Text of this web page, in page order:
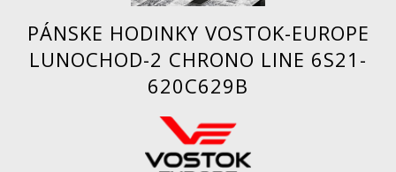
PÁNSKE HODINKY VOSTOK-EUROPE
LUNOCHOD-2 CHRONO LINE 6S21-
620C629B